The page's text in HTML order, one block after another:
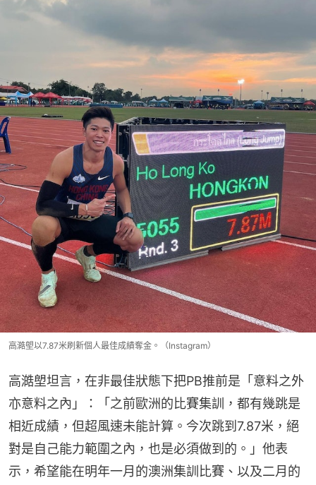
高澔塱以7.87米刷新個人最佳成績奪金。（Instagram）
高澔塱坦言，在非最佳狀態下把PB推前是「意料之外
亦意料之內」：「之前歐洲的比賽集訓，都有幾跳是
相近成績，但超風速未能計算。今次跳到7.87米，絕
對是自己能力範圍之內，也是必須做到的。」他表
示，希望能在明年一月的澳洲集訓比賽、以及二月的